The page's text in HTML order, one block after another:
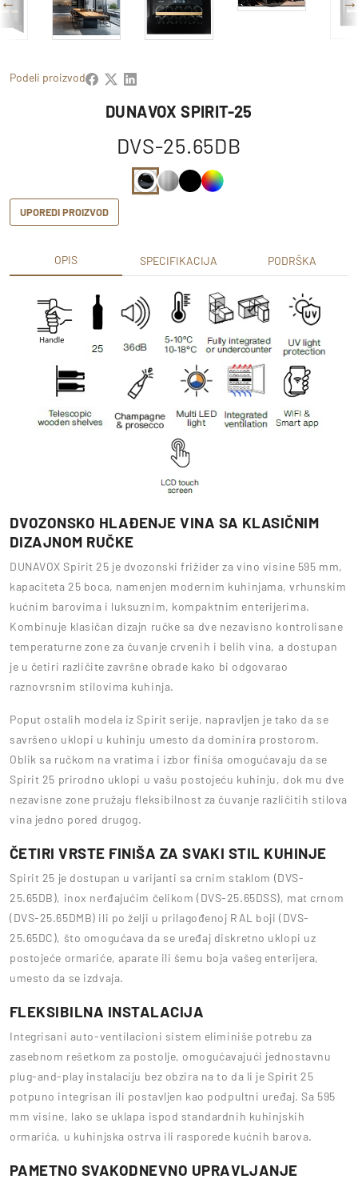
Podeli proizvod
DUNAVOX SPIRIT-25
DVS-25.65DB
UPOREDI PROIZVOD
OPIS SPECIFIKACIJA PODRŠKA
DVOZONSKO HLAĐENJE VINA SA KLASIČNIM
DIZAJNOM RUČKE
DUNAVOX Spirit 25 je dvozonski frižider za vino visine 595 mm,
kapaciteta 25 boca, namenjen modernim kuhinjama, vrhunskim
kućnim barovima i luksuznim, kompaktnim enterijerima.
Kombinuje klasičan dizajn ručke sa dve nezavisno kontrolisane
temperaturne zone za čuvanje crvenih i belih vina, a dostupan
je u četiri različite završne obrade kako bi odgovarao
raznovrsnim stilovima kuhinja.
Poput ostalih modela iz Spirit serije, napravljen je tako da se
savršeno uklopi u kuhinju umesto da dominira prostorom.
Oblik sa ručkom na vratima i izbor finiša omogućavaju da se
Spirit 25 prirodno uklopi u vašu postojeću kuhinju, dok mu dve
nezavisne zone pružaju fleksibilnost za čuvanje različitih stilova
vina jedno pored drugog.
ČETIRI VRSTE FINIŠA ZA SVAKI STIL KUHINJE
Spirit 25 je dostupan u varijanti sa crnim staklom (DVS-
25.65DB), inox nerđajućim čelikom (DVS-25.65DSS), mat crnom
(DVS-25.65DMB) ili po želji u prilagođenoj RAL boji (DVS-
25.65DC), što omogućava da se uređaj diskretno uklopi uz
postojeće ormariće, aparate ili šemu boja vašeg enterijera,
umesto da se izdvaja.
FLEKSIBILNA INSTALACIJA
Integrisani auto-ventilacioni sistem eliminiše potrebu za
zasebnom rešetkom za postolje, omogućavajući jednostavnu
plug-and-play instalaciju bez obzira na to da li je Spirit 25
potpuno integrisan ili postavljen kao podpultni uređaj. Sa 595
mm visine, lako se uklapa ispod standardnih kuhinjskih
ormarića, u kuhinjska ostrva ili rasporede kućnih barova.
PAMETNO SVAKODNEVNO UPRAVLJANJE